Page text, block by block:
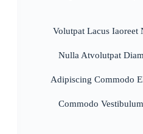
Volutpat Lacus Iaoreet
Nulla Atvolutpat
Adipiscing Commodo
Commodo